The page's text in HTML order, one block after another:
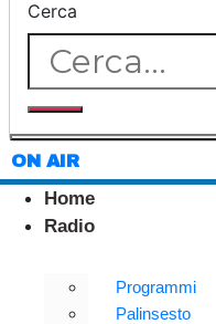
Cerca
ON AIR
Home
Radio
Programmi
Palinsesto